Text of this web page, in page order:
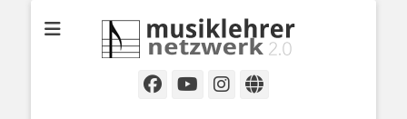
Selbständige Musikpädagoginnen und Musikpädagogen in
Wiesbaden
Facebook
YouTube
Instagram
Website